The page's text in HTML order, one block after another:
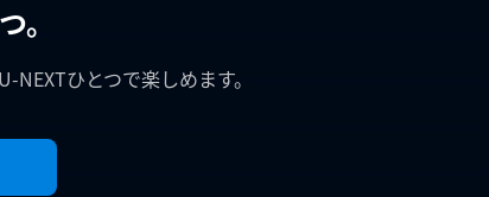
。
ひとつで楽しめます。